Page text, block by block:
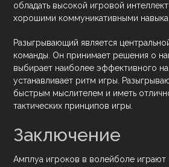
обладать высокой игровой
хорошими коммуникативными
Разыгрывающий является
команды. Он принимает решения о
выбирает наиболее эффективного
устанавливает ритм игры.
быстрым мыслителем и иметь
тактических принципов игры.
Заключение
Амплуа игроков в волейболе